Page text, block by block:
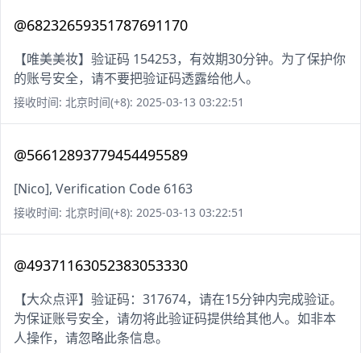
@68232659351787691170
【唯美美妆】验证码 154253，有效期30分钟。为了保护你
的账号安全，请不要把验证码透露给他人。
接收时间: 北京时间(+8): 2025-03-13 03:22:51
@56612893779454495589
[Nico], Verification Code 6163
接收时间: 北京时间(+8): 2025-03-13 03:22:51
@49371163052383053330
【大众点评】验证码：317674，请在15分钟内完成验证。
为保证账号安全，请勿将此验证码提供给其他人。如非本
人操作，请忽略此条信息。